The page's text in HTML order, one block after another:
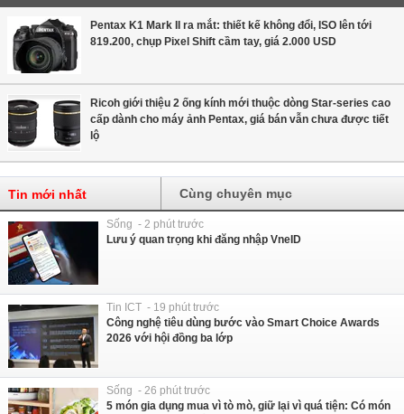
Pentax K1 Mark II ra mắt: thiết kế không đổi, ISO lên tới
819.200, chụp Pixel Shift cầm tay, giá 2.000 USD
Ricoh giới thiệu 2 ống kính mới thuộc dòng Star-series cao
cấp dành cho máy ảnh Pentax, giá bán vẫn chưa được tiết
lộ
Tin mới nhất Cùng chuyên mục
Sống - 2 phút trước
Lưu ý quan trọng khi đăng nhập VneID
Tin ICT - 19 phút trước
Công nghệ tiêu dùng bước vào Smart Choice Awards
2026 với hội đồng ba lớp
Sống - 26 phút trước
5 món gia dụng mua vì tò mò, giữ lại vì quá tiện: Có món